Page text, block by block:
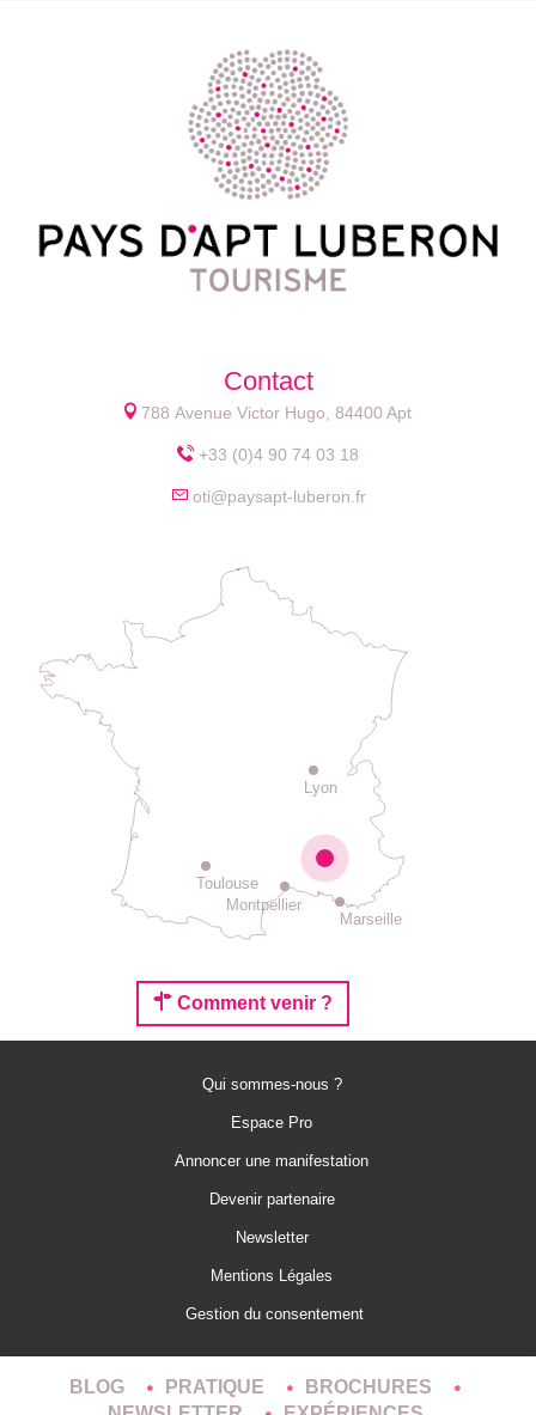
Contact
788 Avenue Victor Hugo, 84400 Apt
+33 (0)4 90 74 03 18
oti@paysapt-luberon.fr
Lyon
Montpellier
Toulouse
Marseille
Comment venir ?
Qui sommes-nous ?
Espace Pro
Annoncer une manifestation
Devenir partenaire
Newsletter
Mentions Légales
Gestion du consentement
BLOG PRATIQUE
BROCHURES